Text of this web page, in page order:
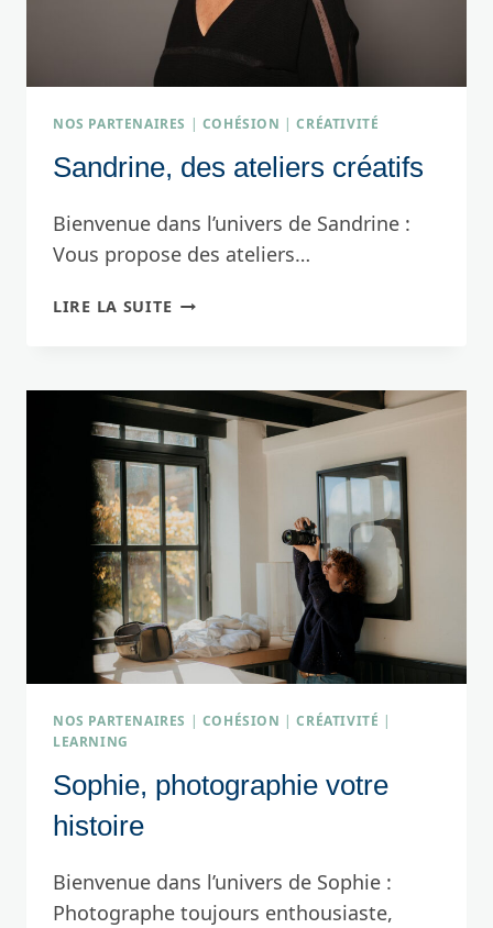
NOS PARTENAIRES | COHÉSION |CRÉATIVITÉ
Sandrine, des ateliers créatifs
Bienvenue dans l’univers de Sandrine :
Vous propose des ateliers…
LIRE LA SUITESANDRINE,
NOS PARTENAIRES | COHÉSION |CRÉATIVITÉ |
LEARNING
Sophie, photographie votre
histoire
Bienvenue dans l’univers de Sophie :
Photographe toujours enthousiaste,